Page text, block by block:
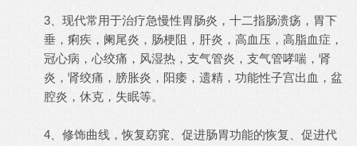
3、现代常用于治疗急慢性胃肠炎，十二指肠溃疡，胃下
垂，痢疾，阑尾炎，肠梗阻，肝炎，高血压，高脂血症，
冠心病，心绞痛，风湿热，支气管炎，支气管哮喘，肾
炎，肾绞痛，膀胀炎，阳痿，遗精，功能性子宫出血，盆
腔炎，休克，失眠等。
4、修饰曲线，恢复窈窕、促进肠胃功能的恢复、促进代